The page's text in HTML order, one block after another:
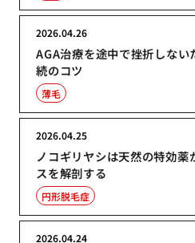
AGA治療を途中で挫折しな
続のコツ
2026.04.26
薄毛
ノコギリヤシは天然の特効
スを解剖する
2026.04.25
円形脱毛症
2026.04.24